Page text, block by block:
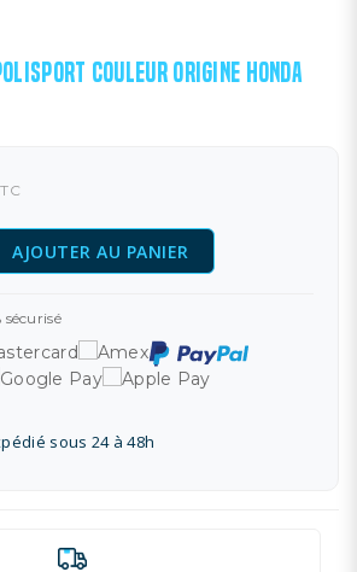
COULEUR ORIGINE HONDA
AJOUTER AU PANIER
sécurisé
sous 24 à 48h